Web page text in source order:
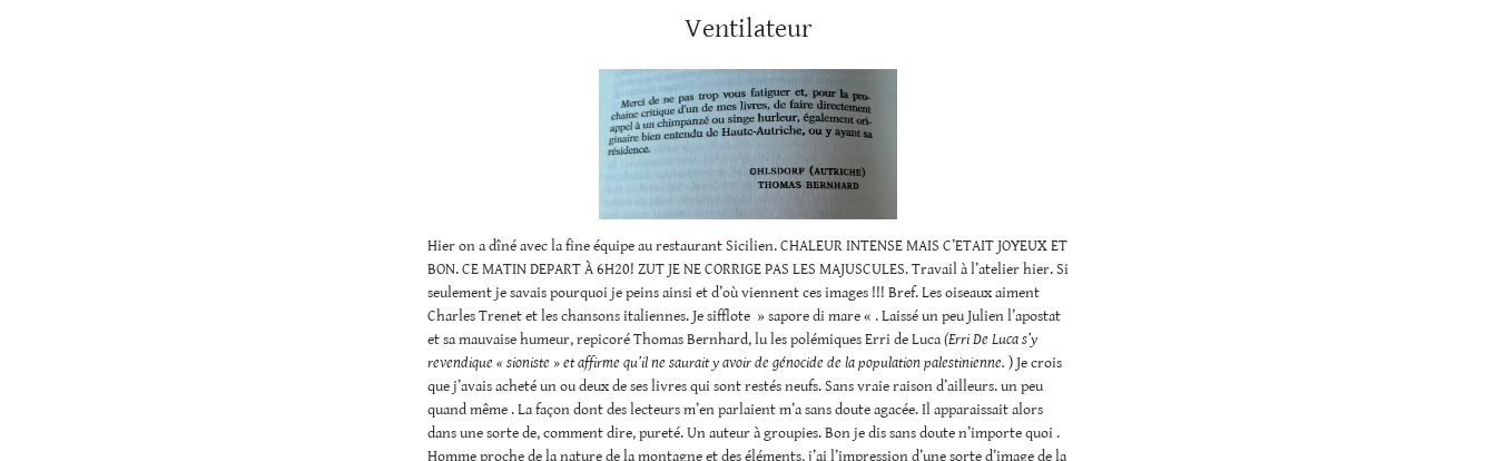
Ventilateur
Hier on a dîné avec la fine équipe au restaurant Sicilien. CHALEUR INTENSE MAIS C’ETAIT JOYEUX ET
BON. CE MATIN DEPART À 6H20! ZUT JE NE CORRIGE PAS LES MAJUSCULES. Travail à l’atelier hier. Si
seulement je savais pourquoi je peins ainsi et d’où viennent ces images !!! Bref. Les oiseaux aiment
Charles Trenet et les chansons italiennes. Je sifflote » sapore di mare « . Laissé un peu Julien l’apostat
et sa mauvaise humeur, repicoré Thomas Bernhard, lu les polémiques Erri de Luca(Erri De Luca s’y
revendique « sioniste » et affirme qu’il ne saurait y avoir de génocide de la population palestinienne. ) Je crois
que j’avais acheté un ou deux de ses livres qui sont restés neufs. Sans vraie raison d’ailleurs. un peu
quand même . La façon dont des lecteurs m’en parlaient m’a sans doute agacée. Il apparaissait alors
dans une sorte de, comment dire, pureté. Un auteur à groupies. Bon je dis sans doute n’importe quoi .
Homme proche de la nature de la montagne et des éléments, j’ai l’impression d’une sorte d’image de la